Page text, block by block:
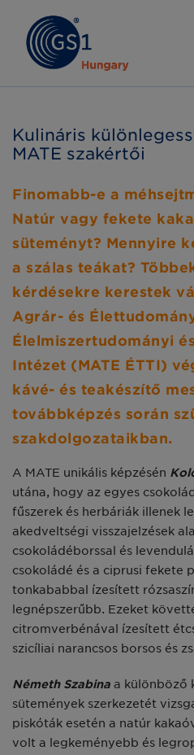
Kulináris
MATE szakértői
Finomabb-e a
Natúr vagy fekete
süteményt? Mennyire
a szálas teákat?
kérdésekre kerestek
Agrár- és
Élelmiszertudományi
Intézet (MATE ÉTTI)
kávé- és teakészítő
továbbképzés során
szakdolgozataikban.
A MATE unikális képzésén
utána, hogy az egyes
fűszerek és herbáriák illenek
akedveltségi visszajelzések
csokoládéborssal és
csokoládé és a ciprusi fekete
tonkababbal ízesített
legnépszerűbb. Ezeket
citromverbénával ízesített
szicíliai narancsos borsos és
Németh Szabina a különböző
sütemények szerkezetét
piskóták esetén a natúr
volt a legkeményebb és